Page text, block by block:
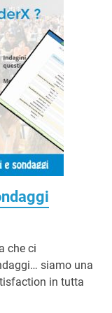
che ci
siamo una
in tutta